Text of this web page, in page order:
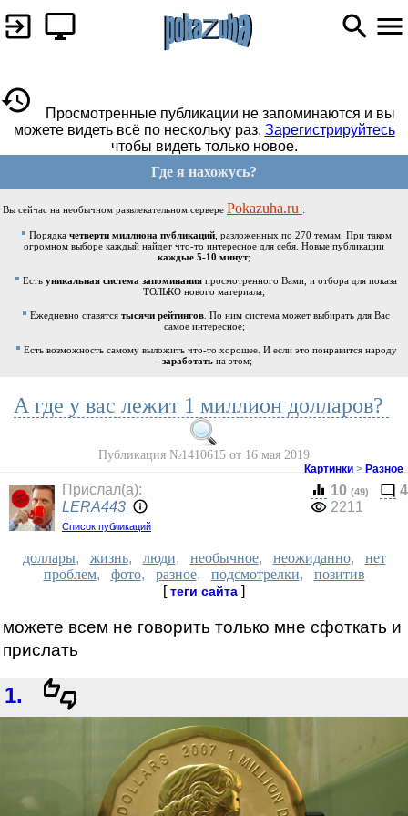
Просмотренные публикации не запоминаются и вы
можете видеть всё по нескольку раз. Зарегистрируйтесь
чтобы видеть только новое.
Где я нахожусь?
Вы сейчас на необычном развлекательном сервере Pokazuha.ru :
Порядка четверти миллиона публикаций, разложенных по 270 темам. При таком
огромном выборе каждый найдет что-то интересное для себя. Новые публикации
каждые 5-10 минут;
Есть уникальная система запоминания просмотренного Вами, и отбора для показа
ТОЛЬКО нового материала;
Ежедневно ставятся тысячи рейтингов . По ним система может выбирать для Вас
самое интересное;
Есть возможность самому выложить что-то хорошее. И если это понравится народу
- заработать на этом;
А где у вас лежит 1 миллион долларов?
Публикация №1410615 от 16 мая 2019
Картинки > Разное
Прислал(a):
LERA443
Список публикаций
10 (49)
4
2211
доллары, жизнь, люди, необычное, неожиданно, нет
проблем, фото, разное, подсмотрелки, позитив
[теги сайта ]
можете всем не говорить только мне сфоткать и
прислать
1.